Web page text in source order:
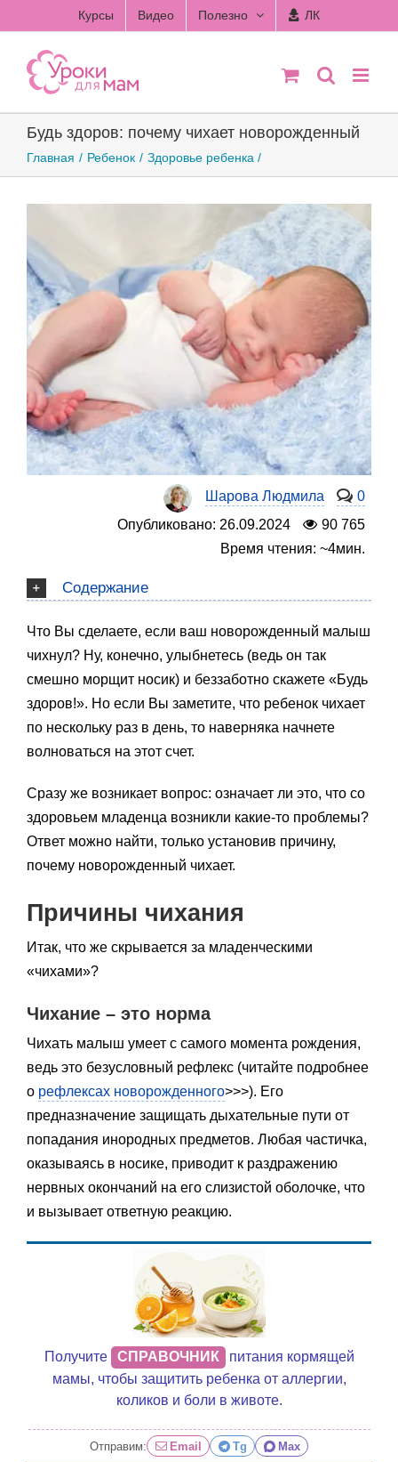
to
content
Курсы Видео Полезно ЛК
Будь здоров: почему чихает новорожденный
Главная Ребенок Здоровье ребенка
Шарова Людмила
0
Опубликовано: 26.09.2024
90 765
Время чтения: ~4мин.
Содержание
Что Вы сделаете, если ваш новорожденный малыш
чихнул? Ну, конечно, улыбнетесь (ведь он так
смешно морщит носик) и беззаботно скажете «Будь
здоров!». Но если Вы заметите, что ребенок чихает
по нескольку раз в день, то наверняка начнете
волноваться на этот счет.
Сразу же возникает вопрос: означает ли это, что со
здоровьем младенца возникли какие-то проблемы?
Ответ можно найти, только установив причину,
почему новорожденный чихает.
Причины чихания
Итак, что же скрывается за младенческими
«чихами»?
Чихание – это норма
Чихать малыш умеет с самого момента рождения,
ведь это безусловный рефлекс (читайте подробнее
о рефлексах новорожденного>>>). Его
предназначение защищать дыхательные пути от
попадания инородных предметов. Любая частичка,
оказываясь в носике, приводит к раздражению
нервных окончаний на его слизистой оболочке, что
и вызывает ответную реакцию.
Получите СПРАВОЧНИК
питания кормящей
мамы, чтобы защитить ребенка от аллергии,
коликов и боли в животе.
Отправим: Email Tg Max